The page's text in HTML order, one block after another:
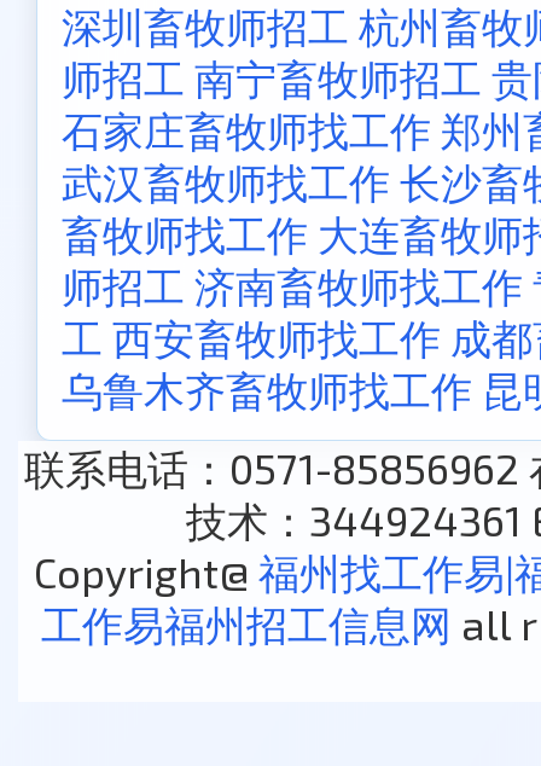
深圳畜牧师招工 杭州畜牧
师招工 南宁畜牧师招工
石家庄畜牧师找工作 郑州
武汉畜牧师找工作 长沙畜
畜牧师找工作 大连畜牧师
师招工 济南畜牧师找工作
工 西安畜牧师找工作 成
乌鲁木齐畜牧师找工作 昆
联系电话：0571-85856962
技术：344924361
Copyright@ 福州找工作易|
工作易福州招工信息网 all